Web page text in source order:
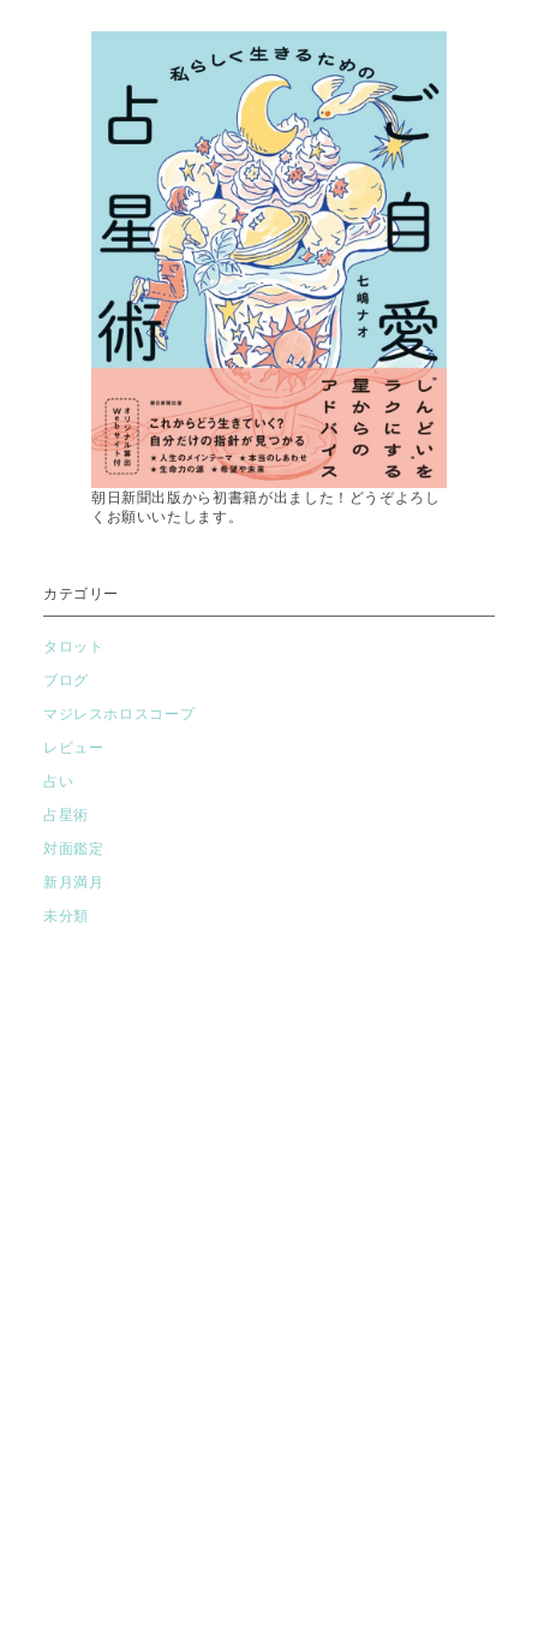
朝日新聞出版から初書籍が出ました！どうぞよろし
くお願いいたします。
カテゴリー
タロット
ブログ
マジレスホロスコープ
レビュー
占い
占星術
対面鑑定
新月満月
未分類